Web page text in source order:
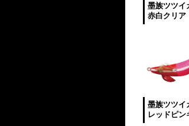
墨族ツツ
赤白クリア
墨族ツツ
レッドピン